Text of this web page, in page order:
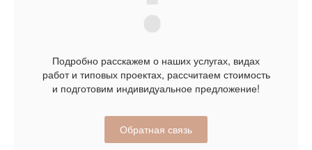
Подробно расскажем о наших услугах, видах
работ и типовых проектах, рассчитаем стоимость
и подготовим индивидуальное предложение!
Обратная связь